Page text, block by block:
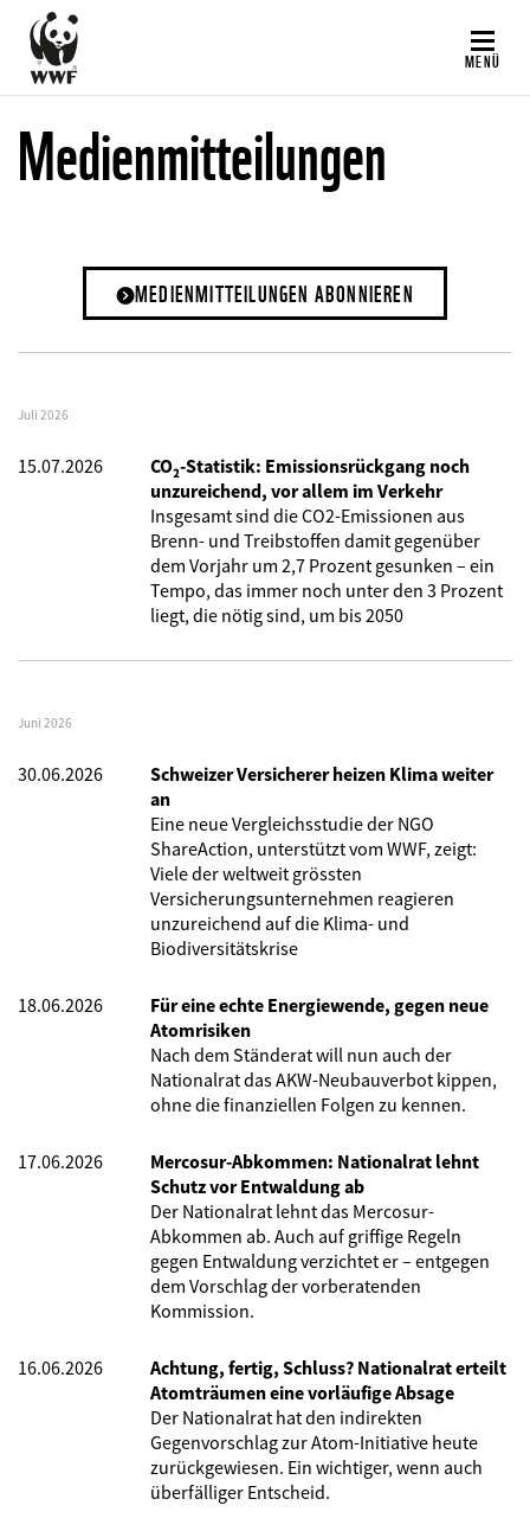
Direkt
zum
Inhalt
MENÜ
Medienmitteilungen
MEDIENMITTEILUNGEN ABONNIEREN
Juli 2026
15.07.2026
CO₂-Statistik: Emissionsrückgang noch
unzureichend, vor allem im Verkehr
Insgesamt sind die CO2-Emissionen aus
Brenn- und Treibstoffen damit gegenüber
dem Vorjahr um 2,7 Prozent gesunken – ein
Tempo, das immer noch unter den 3 Prozent
liegt, die nötig sind, um bis 2050
Juni 2026
30.06.2026
Schweizer Versicherer heizen Klima weiter
an
Eine neue Vergleichsstudie der NGO
ShareAction, unterstützt vom WWF, zeigt:
Viele der weltweit grössten
Versicherungsunternehmen reagieren
unzureichend auf die Klima- und
Biodiversitätskrise
18.06.2026
Für eine echte Energiewende, gegen neue
Atomrisiken
Nach dem Ständerat will nun auch der
Nationalrat das AKW-Neubauverbot kippen,
ohne die finanziellen Folgen zu kennen.
17.06.2026
Mercosur-Abkommen: Nationalrat lehnt
Schutz vor Entwaldung ab
Der Nationalrat lehnt das Mercosur-
Abkommen ab. Auch auf griffige Regeln
gegen Entwaldung verzichtet er – entgegen
dem Vorschlag der vorberatenden
Kommission.
16.06.2026
Achtung, fertig, Schluss? Nationalrat erteilt
Atomträumen eine vorläufige Absage
Der Nationalrat hat den indirekten
Gegenvorschlag zur Atom-Initiative heute
zurückgewiesen. Ein wichtiger, wenn auch
überfälliger Entscheid.